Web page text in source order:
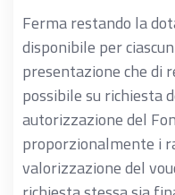
Ferma restando la
disponibile per
presentazione che di
possibile su richiesta
autorizzazione del
proporzionalmente i
valorizzazione del